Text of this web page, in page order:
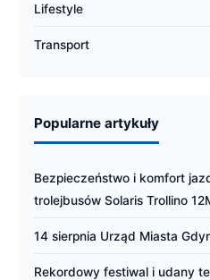
Lifestyle
Transport
Popularne artykuły
Bezpieczeństwo i komfort
trolejbusów Solaris Trollino
14 sierpnia Urząd Miasta
Rekordowy festiwal i udany